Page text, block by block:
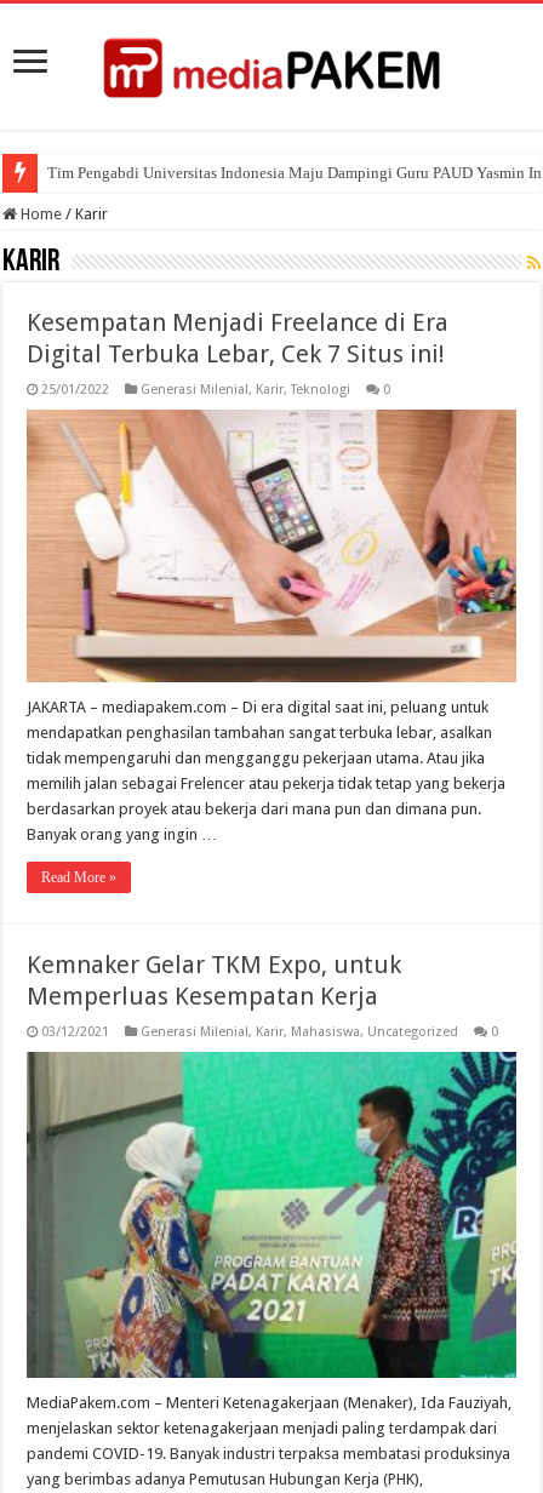
Tim Pengabdi Universitas Indonesia Maju Dampingi Guru PAUD Yasmin
Home / Karir
Karir
Kesempatan Menjadi Freelance di Era
Digital Terbuka Lebar, Cek 7 Situs ini!
25/01/2022 Generasi Milenial, Karir,Teknologi 0
JAKARTA – mediapakem.com – Di era digital saat ini, peluang untuk
mendapatkan penghasilan tambahan sangat terbuka lebar, asalkan
tidak mempengaruhi dan mengganggu pekerjaan utama. Atau jika
memilih jalan sebagai Frelencer atau pekerja tidak tetap yang bekerja
berdasarkan proyek atau bekerja dari mana pun dan dimana pun.
Banyak orang yang ingin …
Read More »
Kemnaker Gelar TKM Expo, untuk
Memperluas Kesempatan Kerja
03/12/2021 Generasi Milenial, Karir, Mahasiswa, Uncategorized 0
MediaPakem.com – Menteri Ketenagakerjaan (Menaker), Ida Fauziyah,
menjelaskan sektor ketenagakerjaan menjadi paling terdampak dari
pandemi COVID-19. Banyak industri terpaksa membatasi produksinya
yang berimbas adanya Pemutusan Hubungan Kerja (PHK),